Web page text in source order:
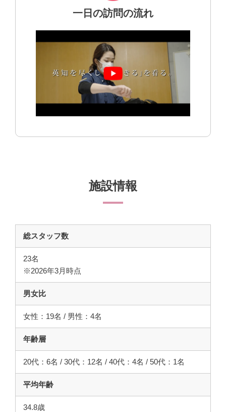
一日の訪問の流れ
施設情報
総スタッフ数
23名
※2026年3月時点
男女比
女性：19名 / 男性：4名
年齢層
20代：6名 / 30代：12名 / 40代：4名 / 50代：1名
平均年齢
34.8歳